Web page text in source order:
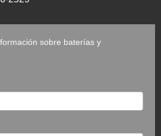
sobre baterías y